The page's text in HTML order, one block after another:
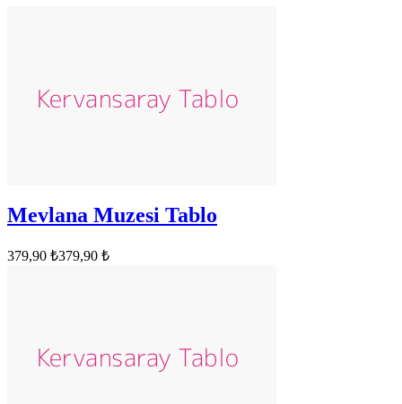
Mevlana Muzesi Tablo
379,90 ₺379,90 ₺